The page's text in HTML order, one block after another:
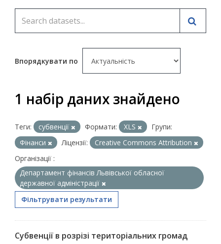
Впорядкувати по
1 набір даних знайдено
Теги: субвенції Формати: XLS
Групи:
Фінанси
Ліцензії:
Creative Commons Attribution
Організації :
Департамент фінансів Львівської обласної
державної адміністрації
Фільтрувати результати
Субвенції в розрізі територіальних громад